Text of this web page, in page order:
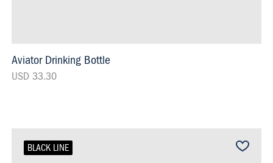
Aviator Drinking Bottle
USD 33.30
BLACK LINE